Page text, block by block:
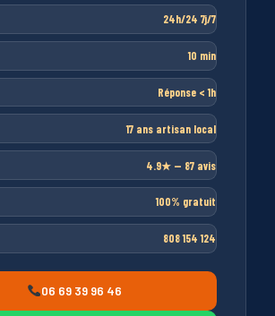
24h/24 7j/7
10 min
Réponse < 1h
17 ans artisan local
4.9★ — 87 avis
100% gratuit
808 154 124
06 69 39 96 46